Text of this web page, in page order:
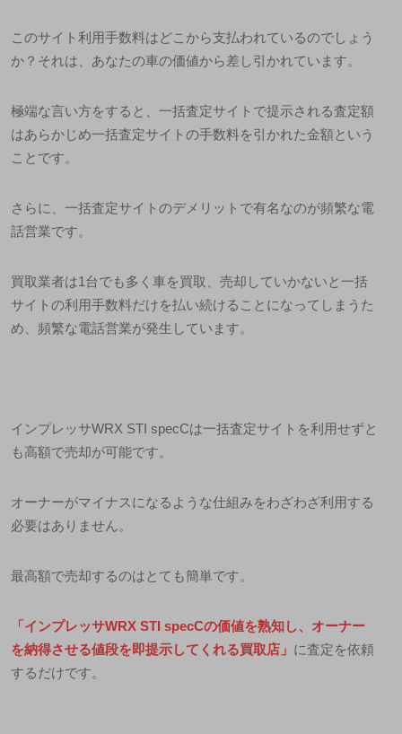
このサイト利用手数料はどこから支払われているのでしょう
か？それは、あなたの車の価値から差し引かれています。
極端な言い方をすると、 一括査定サイトで提示される査定額
はあらかじめ一括査定サイトの手数料を引かれた金額という
ことです。
さらに、一括査定サイトのデメリットで有名なのが頻繁な電
話営業です。
買取業者は1 台でも多く車を買取、売却していかないと一括
サイトの利用手数料だけを払い続けることになってしまうた
め、頻繁な電話営業が発生しています。
インプレッサWRX STI specCは一括査定サイトを利用せずと
も高額で売却が可能です。
オーナーがマイナスになるような仕組みをわざわざ利用する
必要はありません。
最高額で売却するのはとても簡単です。
「インプレッサWRX STI specCの価値を熟知し、オーナー
を納得させる値段を即提示してくれる買取店」 に査定を依頼
するだけです。